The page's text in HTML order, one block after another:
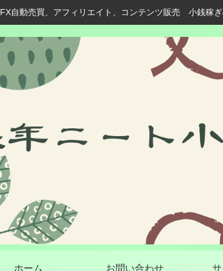
FX自動売買、アフィリエイト、コンテンツ販売 小銭稼
ホーム お問い合わせ